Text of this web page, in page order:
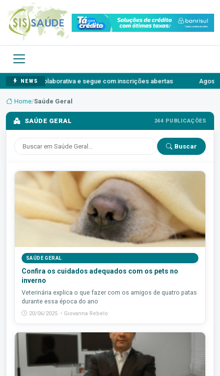
NEWS
e segue com inscrições abertas Agosto Lilás: o
Home/Saúde Geral
SAÚDE GERAL 244 PUBLICAÇÕES
Buscar
SAÚDE GERAL
Confira os cuidados adequados com os pets no
inverno
Veterinária explica o que fazer com os amigos de quatro patas
durante essa época do ano
20/06/2025 • Giovanna Rebelo